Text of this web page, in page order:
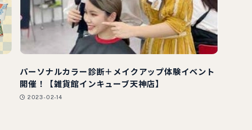
パーソナルカラー診断＋メイクアップ体験イベント
開催！【雑貨館インキューブ天神店】
2023-02-14